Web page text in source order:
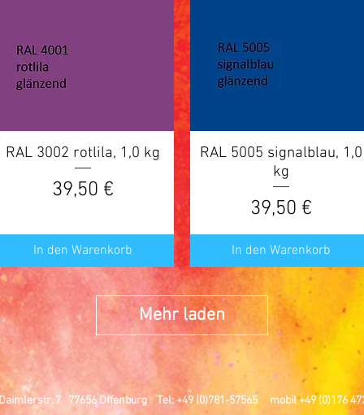
Schnellansicht
RAL 3002 rotlila, 1,0 kg
Preis
39,50 €
In den Warenkorb
Schnellansicht
RAL 5005 signalblau, 1,0
kg
Preis
39,50 €
In den Warenkorb
Mehr laden
7 77656 OffenburgTel: +49 (0)781-57565 mobil +49 (0)176